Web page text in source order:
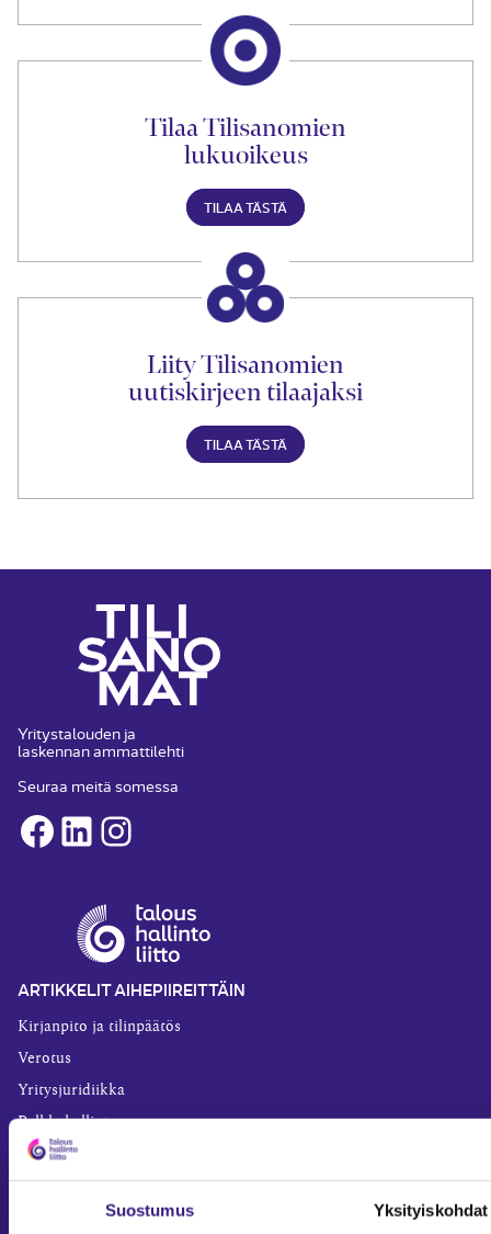
Suostumus Yksityiskohdat
Tilaa Tilisanomien
lukuoikeus
TILAA TÄSTÄ
Liity Tilisanomien
uutiskirjeen tilaajaksi
TILAA TÄSTÄ
Yritystalouden ja
laskennan ammattilehti
Seuraa meitä somessa
Facebook
LinkedInInstagram
ARTIKKELIT AIHEPIIREITTÄIN
Kirjanpito ja tilinpäätös
Verotus
Yritysjuridiikka
Palkkahallinto
Henkilöstöhallinto
Työoikeus
Teknologia ja prosessit